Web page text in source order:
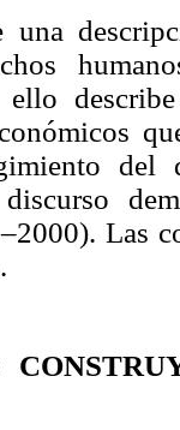
una
ello
del
Las